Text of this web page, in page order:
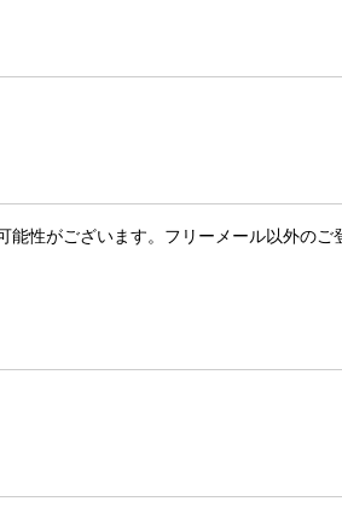
性がございます。フリーメール以外のご